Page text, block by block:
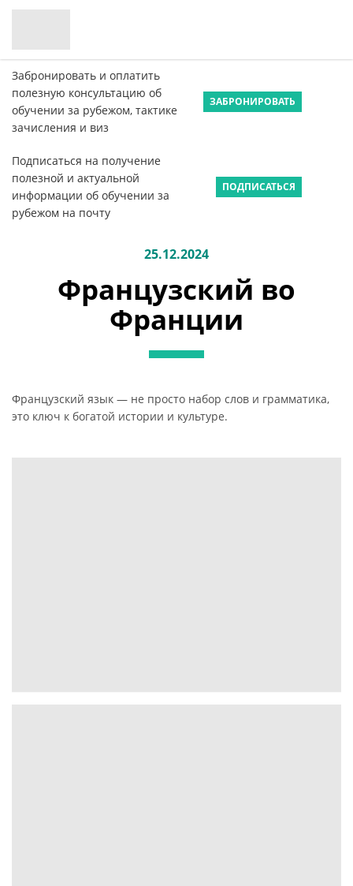
Забронировать и оплатить
полезную консультацию об
обучении за рубежом, тактике
зачисления и виз
ЗАБРОНИРОВАТЬ
Подписаться на получение
полезной и актуальной
информации об обучении за
рубежом на почту
ПОДПИСАТЬСЯ
25.12.2024
Французский во
Франции
Французский язык — не просто набор слов и грамматика,
это ключ к богатой истории и культуре.